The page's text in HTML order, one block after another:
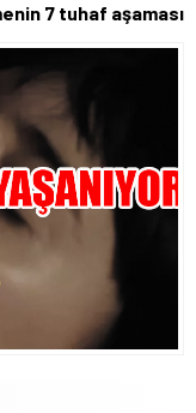
7 tuhaf aşaması